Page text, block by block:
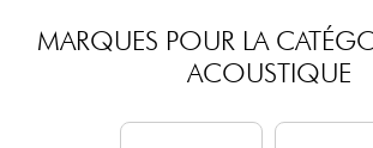
MARQUES POUR LA
ACOUSTIQUE